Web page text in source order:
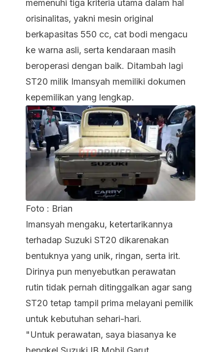
memenuhi tiga kriteria utama dalam hal
orisinalitas, yakni mesin original
berkapasitas 550 cc, cat bodi mengacu
ke warna asli, serta kendaraan masih
beroperasi dengan baik. Ditambah lagi
ST20 milik Imansyah memiliki dokumen
kepemilikan yang lengkap.
Foto : Brian
Imansyah mengaku, ketertarikannya
terhadap Suzuki ST20 dikarenakan
bentuknya yang unik, ringan, serta irit.
Dirinya pun menyebutkan perawatan
rutin tidak pernah ditinggalkan agar sang
ST20 tetap tampil prima melayani pemilik
untuk kebutuhan sehari-hari.
"Untuk perawatan, saya biasanya ke